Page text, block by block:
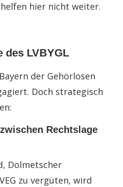
hier nicht weiter.
des LVBYGL
der Gehörlosen
Doch strategisch
Rechtslage
Dolmetscher
zu vergüten, wird